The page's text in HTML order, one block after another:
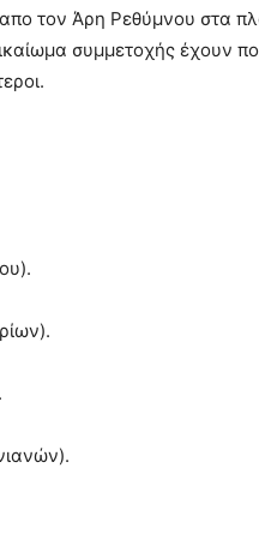
τον Άρη Ρεθύμνου στα
συμμετοχής έχουν